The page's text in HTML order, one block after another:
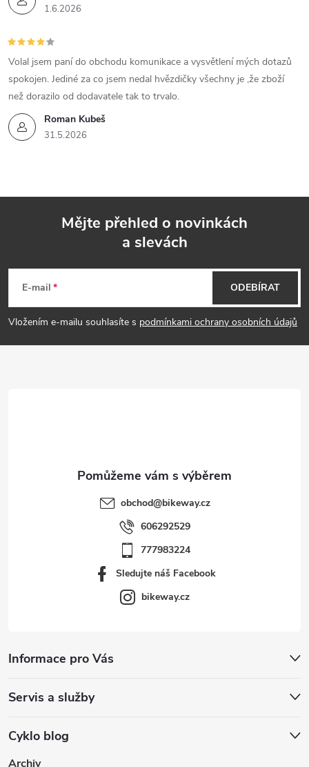
1.6.2026
Roman Kubeš
31.5.2026
Volal jsem paní do obchodu komunikace a vysvětlení mých dotazů
spokojen. Jediné za co jsem nedal hvězdičky všechny je ,že zboží
než dorazilo od dodavatele tak to trvalo.
p
a
Mějte přehled o novinkách
a slevách
E-mail
Vložením e-mailu souhlasíte s podmínkami ochrany osobních údajů
ODEBÍRAT
obchod@bikeway.cz
606292529
777983224
Sledujte náš Facebook
bikeway.cz
Informace pro Vás
Servis a služby
Cyklo blog
Archiv